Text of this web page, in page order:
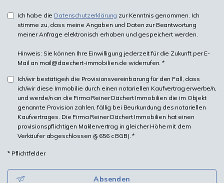
Ich habe die Datenschutzerklärung zur Kenntnis genommen. Ich
stimme zu, dass meine Angaben und Daten zur Beantwortung
meiner Anfrage elektronisch erhoben und gespeichert werden.
Hinweis: Sie können Ihre Einwilligung jederzeit für die Zukunft per E-
Mail an mail@daechert-immobilien.de widerrufen. *
Ich/wir bestätige/n die Provisionsvereinbarung für den Fall, dass
ich/wir diese Immobilie durch einen notariellen Kaufvertrag erwerbe/n,
und werde/n an die Firma Reiner Dächert Immobilien die im Objekt
genannte Provision zahlen, fällig bei Beurkundung des notariellen
Kaufvertrages. Die Firma Reiner Dächert Immobilien hat einen
provisionspflichtigen Maklervertrag in gleicher Höhe mit dem
Verkäufer abgeschlossen (§ 656 c BGB). *
* Pflichtfelder
Absenden